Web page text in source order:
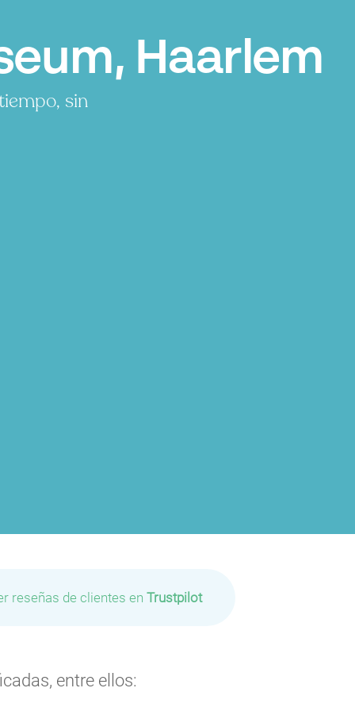
Haarlem
sin
reseñas de clientes en Trustpilot
entre ellos: